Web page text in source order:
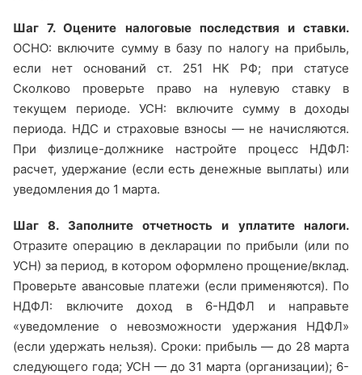
Шаг 7. Оцените налоговые последствия и ставки.
ОСНО: включите сумму в базу по налогу на прибыль,
если нет оснований ст. 251 НК РФ; при статусе
Сколково проверьте право на нулевую ставку в
текущем периоде. УСН: включите сумму в доходы
периода. НДС и страховые взносы — не начисляются.
При физлице-должнике настройте процесс НДФЛ:
расчет, удержание (если есть денежные выплаты) или
уведомления до 1 марта.
Шаг 8. Заполните отчетность и уплатите налоги.
Отразите операцию в декларации по прибыли (или по
УСН) за период, в котором оформлено прощение/вклад.
Проверьте авансовые платежи (если применяются). По
НДФЛ: включите доход в 6-НДФЛ и направьте
«уведомление о невозможности удержания НДФЛ»
(если удержать нельзя). Сроки: прибыль — до 28 марта
следующего года; УСН — до 31 марта (организации); 6-